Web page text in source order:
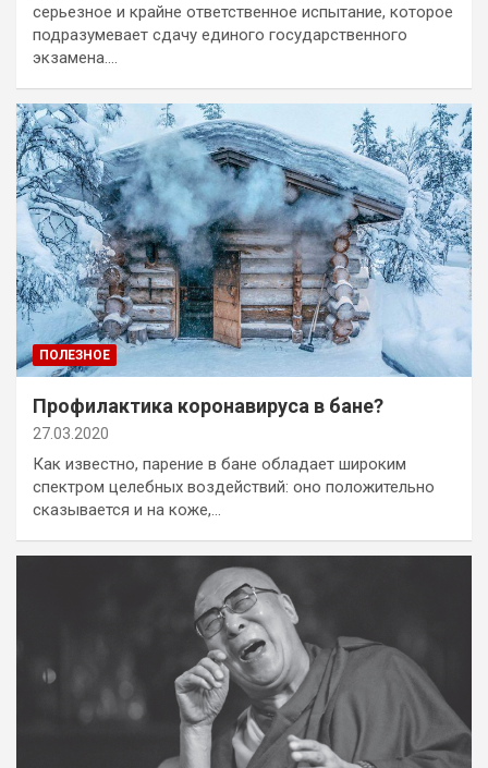
серьезное и крайне ответственное испытание, которое
подразумевает сдачу единого государственного
экзамена.…
ПОЛЕЗНОЕ
Профилактика коронавируса в бане?
27.03.2020
Как известно, парение в бане обладает широким
спектром целебных воздействий: оно положительно
сказывается и на коже,…